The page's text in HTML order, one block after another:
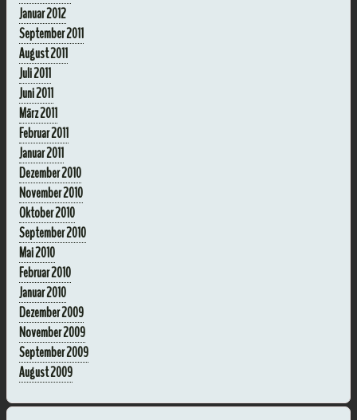
Januar 2012
September 2011
August 2011
Juli 2011
Juni 2011
März 2011
Februar 2011
Januar 2011
Dezember 2010
November 2010
Oktober 2010
September 2010
Mai 2010
Februar 2010
Januar 2010
Dezember 2009
November 2009
September 2009
August 2009